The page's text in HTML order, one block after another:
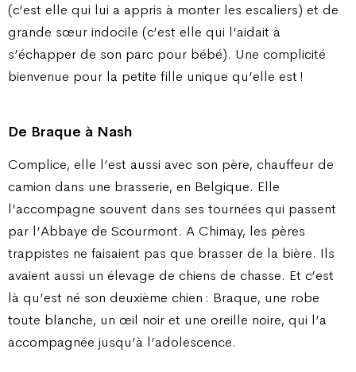
(c’est elle qui lui a appris à monter les escaliers) et de
grande sœur indocile (c’est elle qui l’aidait à
s’échapper de son parc pour bébé). Une complicité
bienvenue pour la petite fille unique qu’elle est !
De Braque à Nash
Complice, elle l’est aussi avec son père, chauffeur de
camion dans une brasserie, en Belgique. Elle
l’accompagne souvent dans ses tournées qui passent
par l’Abbaye de Scourmont. A Chimay, les pères
trappistes ne faisaient pas que brasser de la bière. Ils
avaient aussi un élevage de chiens de chasse. Et c’est
là qu’est né son deuxième chien : Braque, une robe
toute blanche, un œil noir et une oreille noire, qui l’a
accompagnée jusqu’à l’adolescence.